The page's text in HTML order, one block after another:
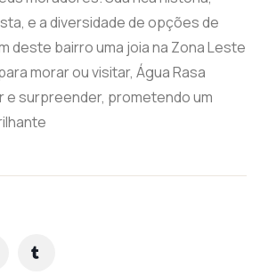
e a diversidade de opções de
deste bairro uma joia na Zona Leste
morar ou visitar, Água Rasa
e surpreender, prometendo um